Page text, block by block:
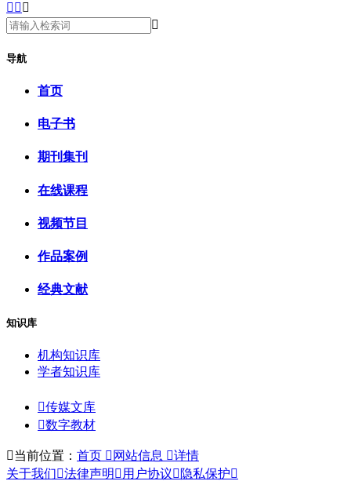
  

导航
首页
电子书
期刊集刊
在线课程
视频节目
作品案例
经典文献
知识库
机构知识库
学者知识库
传媒文库
数字教材
当前位置： 首页  网站信息 详情
关于我们法律声明  用户协议 隐私保护